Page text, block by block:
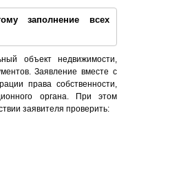
заполнение всех
объект недвижимости,
Заявление вместе с
права собственности,
органа. При этом
заявителя проверить: